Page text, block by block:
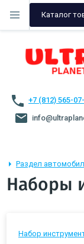
Каталог
+7 (812) 565-
Раздел
Наборы
Набор